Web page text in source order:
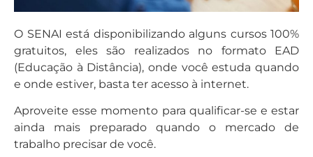
O SENAI está disponibilizando alguns cursos 100%
gratuitos, eles são realizados no formato EAD
(Educação à Distância), onde você estuda quando
e onde estiver, basta ter acesso à internet.
Aproveite esse momento para qualificar-se e estar
ainda mais preparado quando o mercado de
trabalho precisar de você.